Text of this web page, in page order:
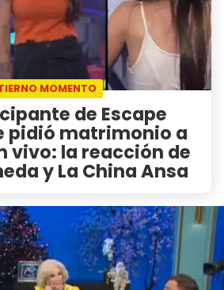
MOMENTO
de Escape
pidió matrimonio a
vivo: la reacción de
y La China Ansa